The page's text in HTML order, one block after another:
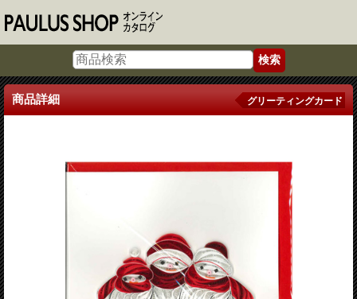
商品詳細 グリーティングカード